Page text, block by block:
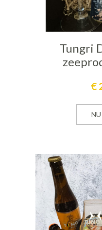
Tungri
€